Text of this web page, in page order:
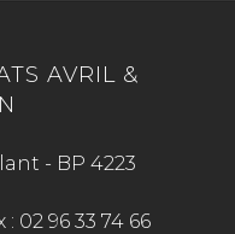
AVRIL &
- BP 4223
: 02 96 33 74 66